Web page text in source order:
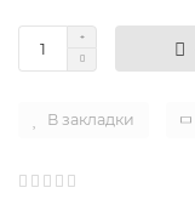
В закладки